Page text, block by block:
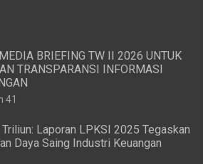
BRIEFING TW II 2026 UNTUK
TRANSPARANSI INFORMASI
41
Laporan LPKSI 2025 Tegaskan
Daya Saing Industri Keuangan